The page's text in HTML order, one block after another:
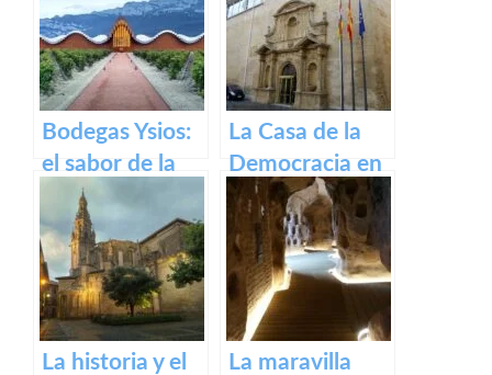
Rioja
pueblo riojano
Bodegas Ysios:
el sabor de la
excelencia en
vinos
La Casa de la
Democracia en
Logroño: El
Parlamento de
La Rioja
La historia y el La maravilla